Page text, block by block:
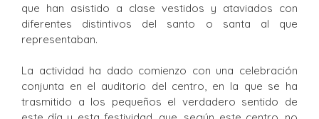
que han asistido a clase vestidos y ataviados con
diferentes distintivos del santo o santa al que
representaban.
La actividad ha dado comienzo con una celebración
conjunta en el auditorio del centro, en la que se ha
trasmitido a los pequeños el verdadero sentido de